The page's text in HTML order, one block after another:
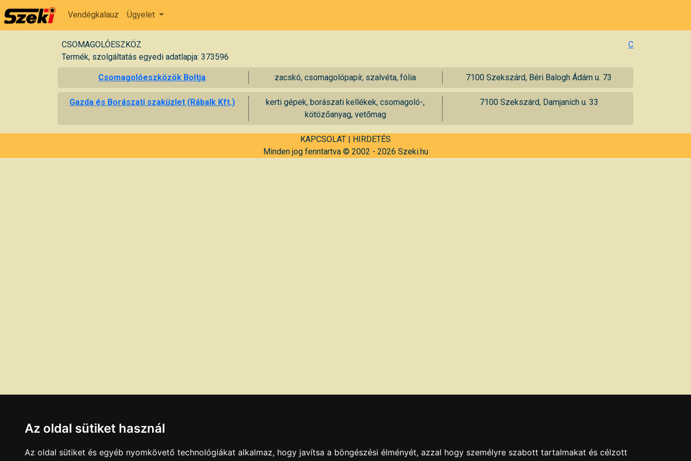
Vendégkalauz Ügyelet
CSOMAGOLÓESZKÖZ
C
Termék, szolgáltatás egyedi adatlapja: 373596
Csomagolóeszközök Boltja zacskó, csomagolópapír, szalvéta, fólia 7100 Szekszárd, Béri Balogh Ádám u. 73
Gazda és Borászati szaküzlet (Rábalk Kft.)
kerti gépek, borászati kellékek, csomagoló-,
kötözőanyag, vetőmag
7100 Szekszárd, Damjanich u. 33
KAPCSOLAT | HIRDETÉS
Minden jog fenntartva © 2002 - 2026 Szeki.hu
Az oldal sütiket használ
Az oldal sütiket és egyéb nyomkövető technológiákat alkalmaz, hogy javítsa a böngészési élményét, azzal hogy személyre szabott tartalmakat és célzott